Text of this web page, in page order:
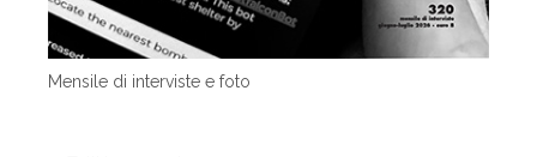
Mensile di interviste e foto